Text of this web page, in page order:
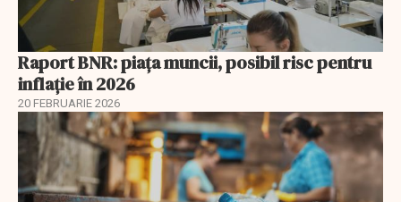
Raport BNR: piața muncii, posibil risc pentru
inflație în 2026
20 FEBRUARIE 2026